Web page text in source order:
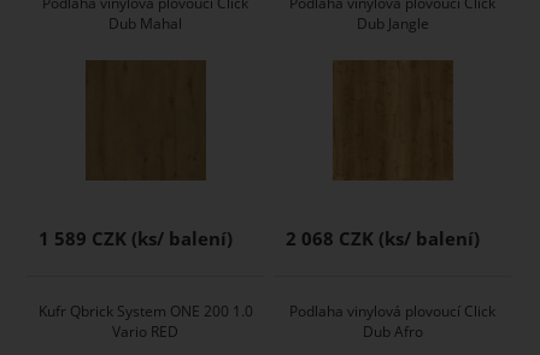
Dub Mahal
1 589 CZK
Dub Jangle
2 068 CZK
Kufr Qbrick System ONE 200 1.0
Vario RED
Podlaha vinylová plovoucí Click
Dub Afro